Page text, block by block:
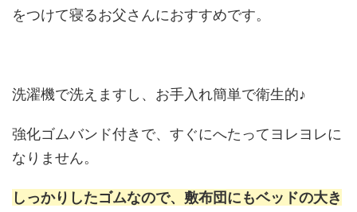
をつけて寝るお父さんにおすすめです。
洗濯機で洗えますし、お手入れ簡単で衛生的♪
強化ゴムバンド付きで、すぐにへたってヨレヨレに
なりません。
しっかりしたゴムなので、敷布団にもベッドの大き